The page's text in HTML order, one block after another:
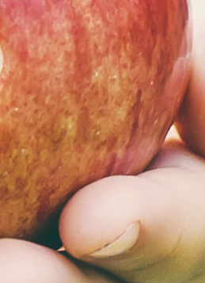
ERLEBNISPAUSCHALE
NATURSPIELWIESE /
ABLAUFPLAN
EINDRÜCKE
PREISE
VERANSTALTUNGEN
ERDBEERFEST
BESUCHERANGEBOT